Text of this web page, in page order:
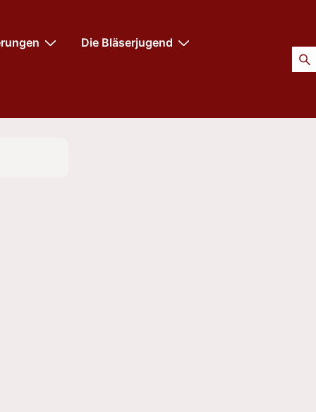
Die Bläserjugend